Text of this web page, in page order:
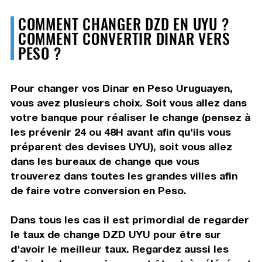
COMMENT CHANGER DZD EN UYU ?
COMMENT CONVERTIR DINAR VERS
PESO ?
Pour changer vos Dinar en Peso Uruguayen,
vous avez plusieurs choix. Soit vous allez dans
votre banque pour réaliser le change (pensez à
les prévenir 24 ou 48H avant afin qu'ils vous
préparent des devises UYU), soit vous allez
dans les bureaux de change que vous
trouverez dans toutes les grandes villes afin
de faire votre conversion en Peso.
Dans tous les cas il est primordial de regarder
le taux de change DZD UYU pour être sur
d'avoir le meilleur taux. Regardez aussi les